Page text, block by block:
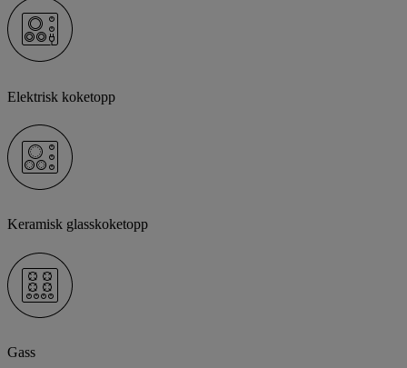
Elektrisk koketopp
Keramisk glasskoketopp
Gass